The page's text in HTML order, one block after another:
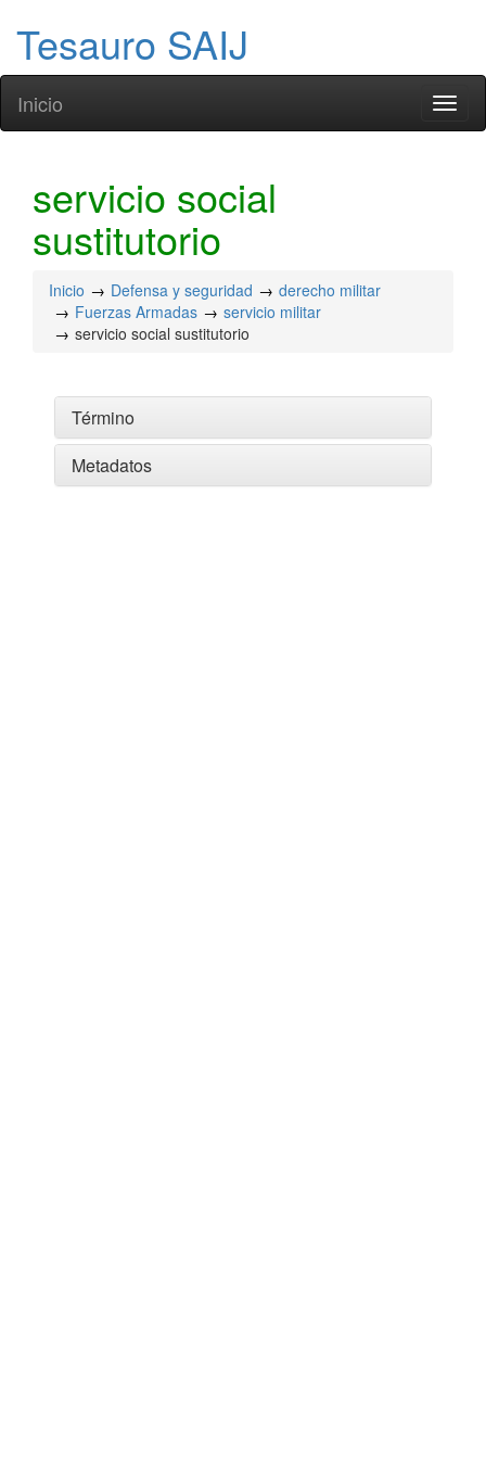
Tesauro SAIJ
Inicio
servicio social
sustitutorio
Inicio Defensa y seguridad
derecho militar
Fuerzas Armadas
servicio militar
servicio social sustitutorio
Término
Metadatos